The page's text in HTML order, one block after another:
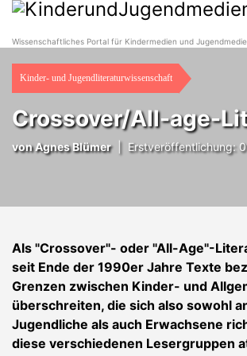
Wissenschaftliches Portal für Kindermedien und
Kinder- und Jugendliteraturwissenschaft
Crossover/All-age-
von Agnes Blümer| Erstveröffentlichung:
Als "Crossover"- oder "All-Age"-
seit Ende der 1990er Jahre Texte
Grenzen zwischen Kinder- und
überschreiten, die sich also sowohl
Jugendliche als auch Erwachsene
diese verschiedenen Lesergruppen